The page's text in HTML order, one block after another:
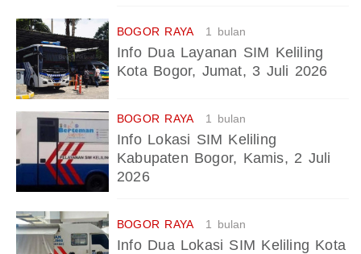
BOGOR RAYA 1 bulan
Info Dua Layanan SIM Keliling
Kota Bogor, Jumat, 3 Juli 2026
BOGOR RAYA 1 bulan
Info Lokasi SIM Keliling
Kabupaten Bogor, Kamis, 2 Juli
2026
BOGOR RAYA 1 bulan
Info Dua Lokasi SIM Keliling Kota